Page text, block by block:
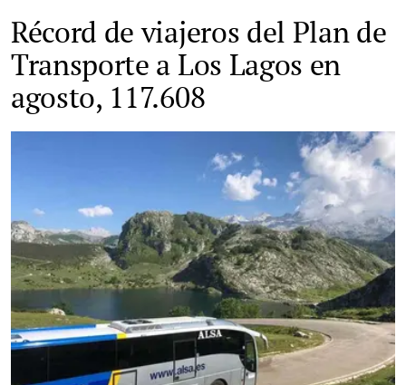
Récord de viajeros del Plan de
Transporte a Los Lagos en
agosto, 117.608